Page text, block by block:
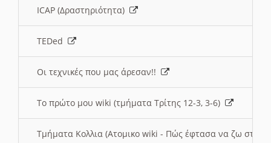
ICAP (Δραστηριότητα)
TEDed
Οι τεχνικές που μας άρεσαν!!
Το πρώτο μου wiki (τμήματα Τρίτης 12-3, 3-6)
Τμήματα Κολλια (Ατομικο wiki - Πώς έφτασα να ζω στην